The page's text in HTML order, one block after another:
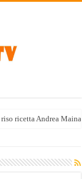
ricetta Andrea